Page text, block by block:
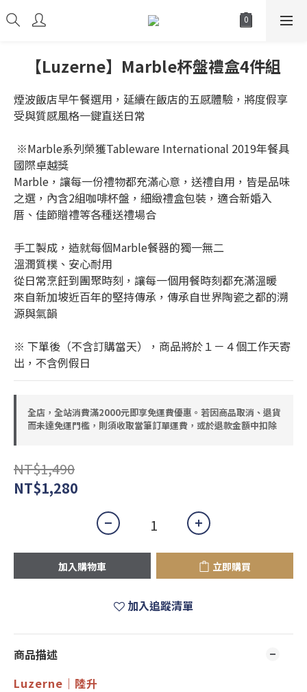
【Luzerne】Marble杯盤禮盒4件組
煙波飯店早午餐選用，延續在飯店的五感體驗，將度假享
受與質感風格一鍵直送日常
國際卓越獎
Marble，讓每一份禮物都充滿心意，送禮自用，皆是品味
之選，內含2組咖啡杯盤，細緻禮盒包裝，適合新婚入
厝、佳節贈禮等各種送禮場合
手工製成，造就每個Marble餐器的獨一無二
溫潤質樸、安心耐用
從日常烹飪到團聚時刻，讓每一個用餐時刻都充滿溫暖
來自新加坡近百年的堅持傳承，傳承自世界陶瓷之都的溯
源與氣韻
※ 下單後（不含訂購當天），商品將於１－４個工作天寄
出，不含例假日
全店，全站消費滿2000元即享免運費優惠。若因商品取消、退貨
而未達免運門檻，則須收取當筆訂單運費，或於退款金額中扣除
NT$1,490
NT$1,280
加入購物車 立即購買
加入追蹤清單
商品描述
Luzerne｜陸升